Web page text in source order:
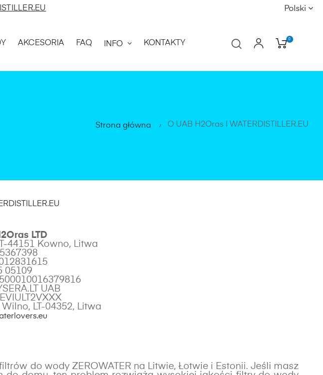
Polski
AKCESORIA FAQ INFO KONTAKTY
0
Strona główna O UAB H2Oras | WATERDISTILLER.EU
LTD
44151 Kowno, Litwa
05109
UAB
LT-04352, Litwa
do wody ZEROWATER na Litwie, Łotwie i Estonii. Jeśli masz